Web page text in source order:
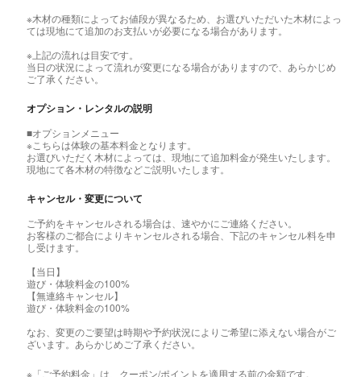
※木材の種類によってお値段が異なるため、お選びいただいた木材によっ
ては現地にて追加のお支払いが必要になる場合があります。
※上記の流れは目安です。
当日の状況によって流れが変更になる場合がありますので、あらかじめ
ご了承ください。
オプション・レンタルの説明
■オプションメニュー
※こちらは体験の基本料金となります。
お選びいただく木材によっては、現地にて追加料金が発生いたします。
現地にて各木材の特徴などご説明いたします。
キャンセル・変更について
ご予約をキャンセルされる場合は、速やかにご連絡ください。
お客様のご都合によりキャンセルされる場合、下記のキャンセル料を申
し受けます。
【当日】
遊び・体験料金の100%
【無連絡キャンセル】
遊び・体験料金の100%
なお、変更のご要望は時期や予約状況によりご希望に添えない場合がご
ざいます。あらかじめご了承ください。
※「ご予約料金」は、クーポン/ポイントを適用する前の金額です。